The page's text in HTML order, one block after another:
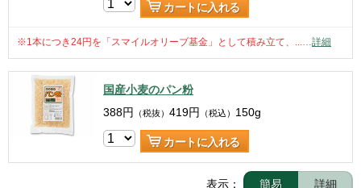
カートに入れる
※1本につき24円を「スマイルオリーブ基金」として積み立て、...…詳細
国産小麦のパン粉
388円 （税抜） 419円 （税込） 150g
カートに入れる
表示： 簡易 詳細